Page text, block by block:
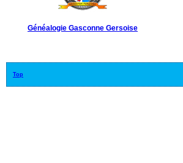
Généalogie Gasconne Gersoise
Top